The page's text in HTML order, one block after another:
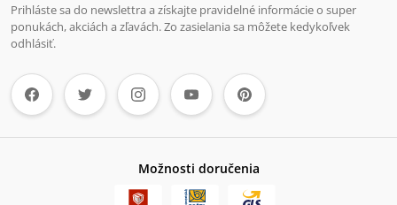
Prihláste sa do newslettra a získajte pravidelné informácie o super
ponukách, akciách a zľavách. Zo zasielania sa môžete kedykoľvek
odhlásiť.
Možnosti doručenia